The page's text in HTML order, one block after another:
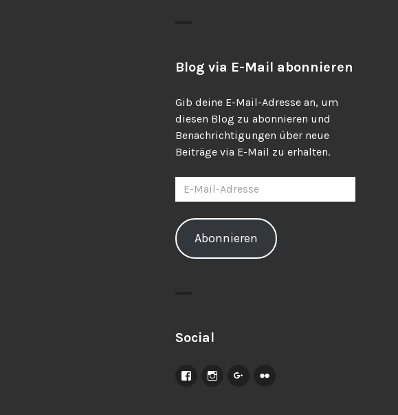
Blog via E-Mail abonnieren
Gib deine E-Mail-Adresse an, um
diesen Blog zu abonnieren und
Benachrichtigungen über neue
Beiträge via E-Mail zu erhalten.
Mail-
Adresse
Abonnieren
Social
FacebookInstagramGoogle+